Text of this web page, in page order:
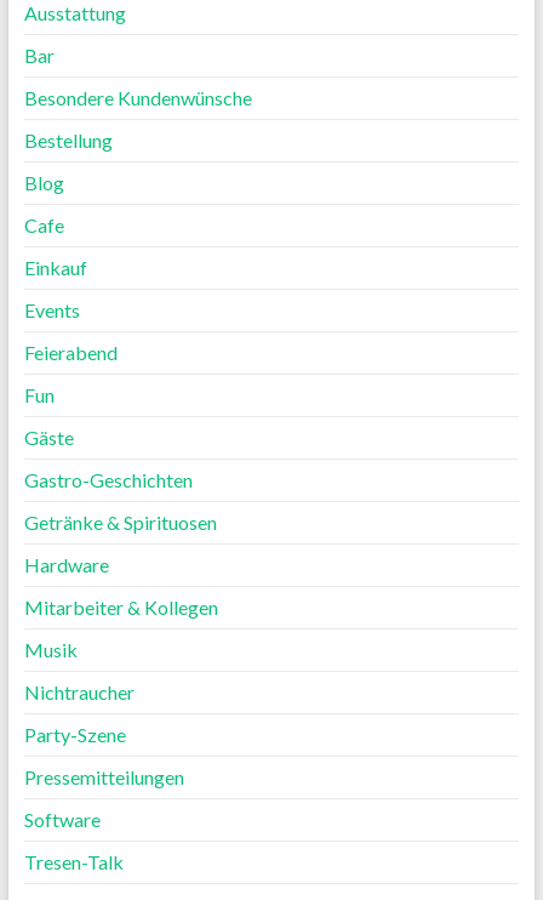
Ausstattung
Bar
Besondere Kundenwünsche
Bestellung
Blog
Cafe
Einkauf
Events
Feierabend
Fun
Gäste
Gastro-Geschichten
Getränke & Spirituosen
Hardware
Mitarbeiter & Kollegen
Musik
Nichtraucher
Party-Szene
Pressemitteilungen
Software
Tresen-Talk